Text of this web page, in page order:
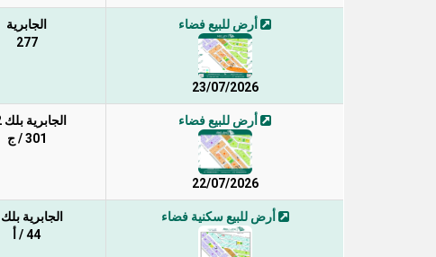
أرض للبيع فضاء
23/07/2026
الجابرية
277
أرض للبيع فضاء
22/07/2026
الجابرية بلك 22
301 / ج
أرض للبيع سكنية فضاء
الجابرية بلك 3
44 / أ